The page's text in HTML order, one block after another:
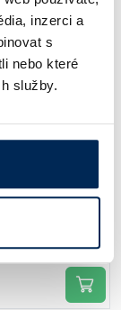
inzerci a
s
nebo které
služby.